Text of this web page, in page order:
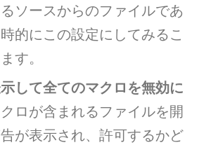
ソースからのファイルであ
的にこの設定にしてみるこ
す。
して全てのマクロを無効に
クロが含まれるファイルを開
が表示され、許可するかど